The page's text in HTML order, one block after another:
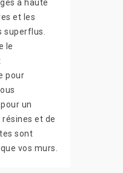
à haute
et les
le
pour
un
et de
sont
vos murs.